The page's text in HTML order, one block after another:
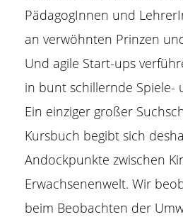
PädagogInnen und
an verwöhnten Prinzen
Und agile Start-ups
in bunt schillernde Spiele-
Ein einziger großer
Kursbuch begibt sich
Andockpunkte zwischen
Erwachsenenwelt. Wir
beim Beobachten der